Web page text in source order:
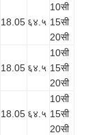
18.05 ६४.५
10सी
15सी
20सी
18.05 ६४.५
10सी
15सी
20सी
18.05 ६४.५
10सी
15सी
20सी